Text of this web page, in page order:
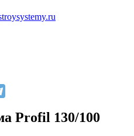
Profil 130/100